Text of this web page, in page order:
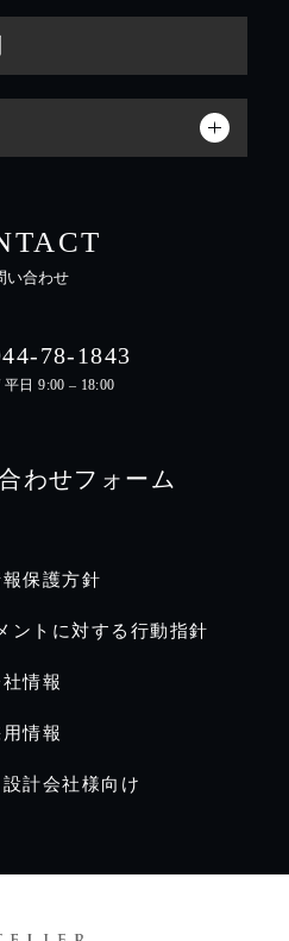
い合わせ
78-1843
日 9:00 – 18:00
わせフォーム
保護方針
ントに対する行動指針
情報
情報
計会社様向け